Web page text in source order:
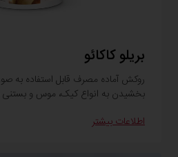
بریلو کاکائو
روکش آماده مصرف قابل استفاده به
بخشیدن به انواع کیک، موس و بستنی
اطلاعات بیشتر